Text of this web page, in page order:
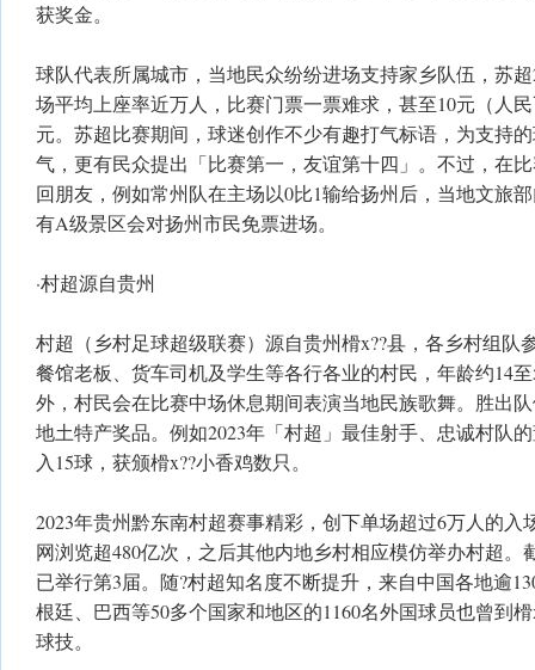
获奖金。
球队代表所属城市，当地民众纷纷进场支持家乡队伍，苏
场平均上座率近万人，比赛门票一票难求，甚至10元（人
元。苏超比赛期间，球迷创作不少有趣打气标语，为支持
气，更有民众提出「比赛第一，友谊第十四」。不过，在
回朋友，例如常州队在主场以0比1输给扬州后，当地文旅
有A级景区会对扬州市民免票进场。
·村超源自贵州
村超（乡村足球超级联赛）源自贵州榾x??县，各乡村组队
餐馆老板、货车司机及学生等各行各业的村民，年龄约14
外，村民会在比赛中场休息期间表演当地民族歌舞。胜出
地土特产奖品。例如2023年「村超」最佳射手、忠诚村队
入15球，获颁榾x??小香鸡数只。
2023年贵州黔东南村超赛事精彩，创下单场超过6万人的入
网浏览超480亿次，之后其他内地乡村相应模仿举办村超。
已举行第3届。随?村超知名度不断提升，来自中国各地逾
根廷、巴西等50多个国家和地区的1160名外国球员也曾到
球技。